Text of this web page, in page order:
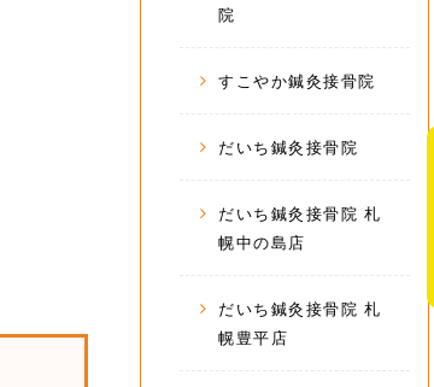
院
すこやか鍼灸接骨院
だいち鍼灸接骨院
だいち鍼灸接骨院 札
幌中の島店
だいち鍼灸接骨院 札
幌豊平店